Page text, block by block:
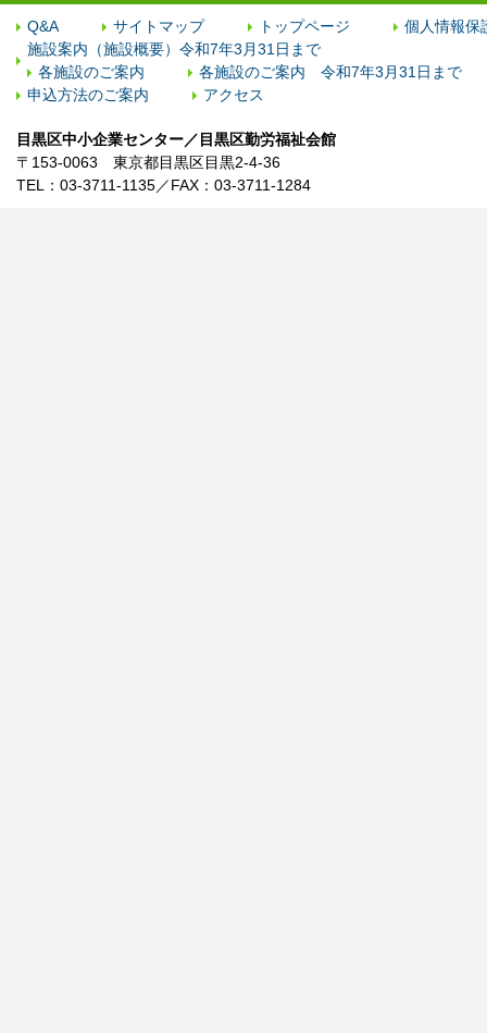
Q&A サイトマップ トップページ
個人情報保
施設案内（施設概要）令和7年3月31日まで
各施設のご案内
各施設のご案内 令和7年3月31日まで
申込方法のご案内
アクセス
目黒区中小企業センター／目黒区勤労福祉会館
〒153-0063 東京都目黒区目黒2-4-36
TEL：03-3711-1135／FAX：03-3711-1284